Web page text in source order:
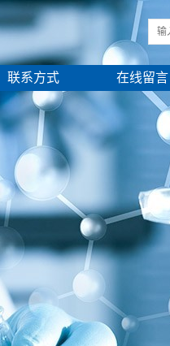
联系方式 在线留言